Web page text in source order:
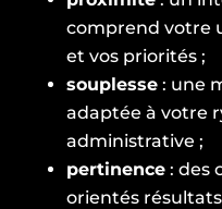
comprend votre
et vos priorités ;
souplesse: une
adaptée à votre
administrative ;
pertinence: des
orientés résultats